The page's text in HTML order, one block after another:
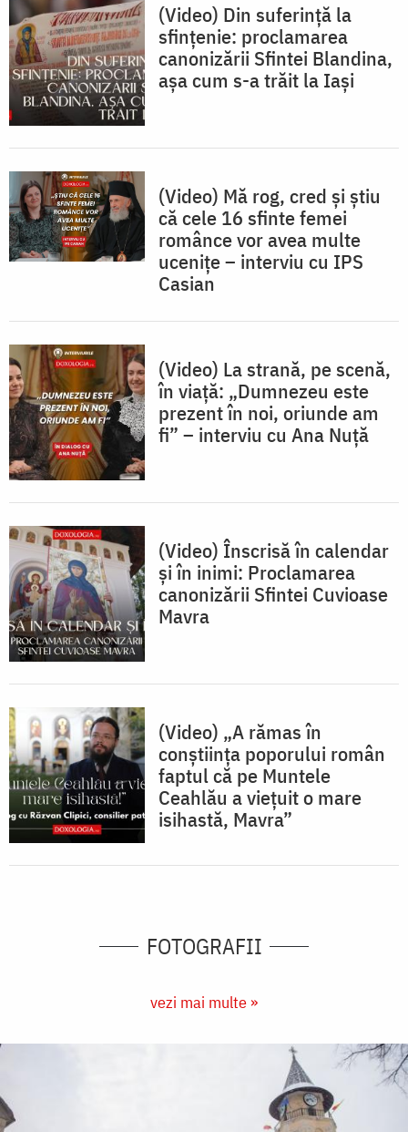
(Video) Din suferință la
sfințenie: proclamarea
canonizării Sfintei Blandina,
așa cum s-a trăit la Iași
(Video) Mă rog, cred și știu
că cele 16 sfinte femei
românce vor avea multe
ucenițe – interviu cu IPS
Casian
(Video) La strană, pe scenă,
în viață: „Dumnezeu este
prezent în noi, oriunde am
fi” – interviu cu Ana Nuță
(Video) Înscrisă în calendar
și în inimi: Proclamarea
canonizării Sfintei Cuvioase
Mavra
(Video) „A rămas în
conștiința poporului român
faptul că pe Muntele
Ceahlău a viețuit o mare
isihastă, Mavra”
FOTOGRAFII
vezi mai multe »